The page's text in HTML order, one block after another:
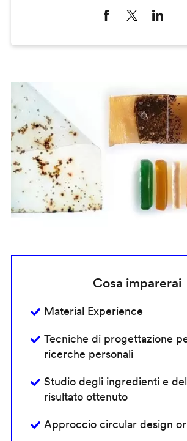
Cosa imparerai
Material Experience
Tecniche di progettazione
ricerche personali
Studio degli ingredienti e del
risultato ottenuto
Approccio circular design